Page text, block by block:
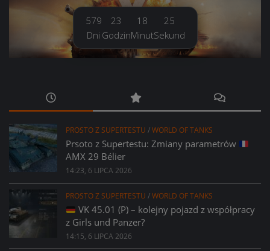
579
Dni
23
Godzin
18
Minut
26
Sekund
PROSTO Z SUPERTESTU /WORLD OF TANKS
Prsoto z Supertestu: Zmiany parametrów
AMX 29 Bélier
14:23, 6 LIPCA 2026
PROSTO Z SUPERTESTU /WORLD OF TANKS
VK 45.01 (P) – kolejny pojazd z współpracy
z Girls und Panzer?
14:15, 6 LIPCA 2026